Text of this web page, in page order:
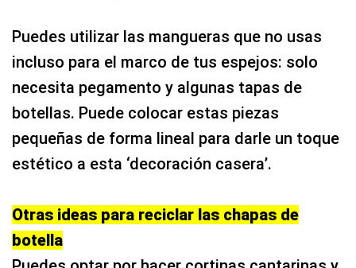
Puedes utilizar las mangueras que no usas
incluso para el marco de tus espejos: solo
necesita pegamento y algunas tapas de
botellas. Puede colocar estas piezas
pequeñas de forma lineal para darle un toque
estético a esta ‘decoración casera’.
Otras ideas para reciclar las chapas de
botella